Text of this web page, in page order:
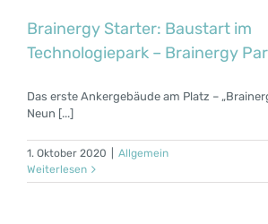
Brainergy Starter: Baustart im
Technologiepark – Brainergy
Das erste Ankergebäude am Platz –
Neun [...]
1. Oktober 2020
Allgemein
Weiterlesen